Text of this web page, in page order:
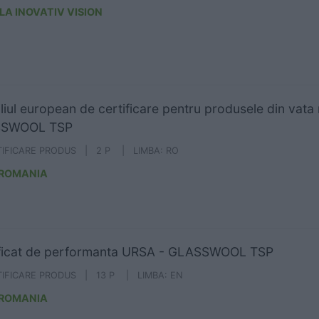
INOVATIV VISION
european de certificare pentru produsele din vata
TSP
PRODUS | 2 P | LIMBA: RO
de performanta URSA - GLASSWOOL TSP
PRODUS | 13 P | LIMBA: EN